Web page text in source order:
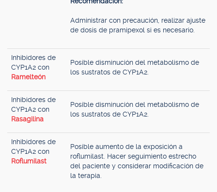
Administrar con precaución, realizar ajuste
de dosis de pramipexol si es necesario.
Inhibidores de
CYP1A2 con
Ramelteón
Posible disminución del metabolismo de
los sustratos de CYP1A2.
Inhibidores de
CYP1A2 con
Rasagilina
Posible disminución del metabolismo de
los sustratos de CYP1A2.
Inhibidores de
CYP1A2 con
Roflumilast
Posible aumento de la exposición a
roflumilast. Hacer seguimiento estrecho
del paciente y considerar modificación de
la terapia.